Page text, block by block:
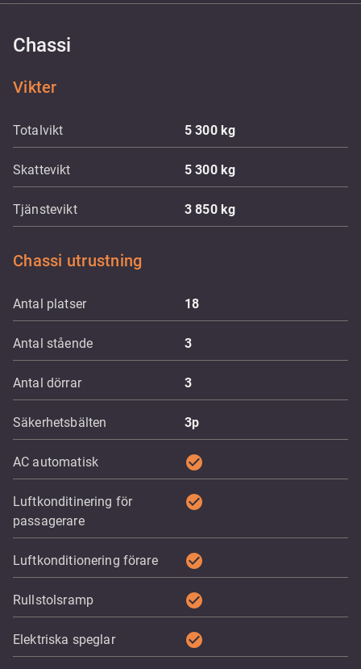
Chassi
Vikter
Totalvikt 5 300 kg
Skattevikt 5 300 kg
Tjänstevikt 3 850 kg
Chassi utrustning
Antal platser 18
Antal stående 3
Antal dörrar 3
Säkerhetsbälten 3p
AC automatisk check_circle
Luftkonditinering för
passagerare
check_circle
Luftkonditionering förare check_circle
Rullstolsramp check_circle
Elektriska speglar check_circle